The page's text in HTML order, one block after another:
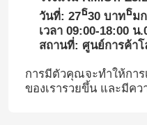
วันที่: 27ธ30 บาทธม
เวลา 09:00-18:00 น
สถานที่: ศูนย์การค้าโ
การมีตัวคุณจะทําให้กา
ของเรารวยขึ้น และมีค